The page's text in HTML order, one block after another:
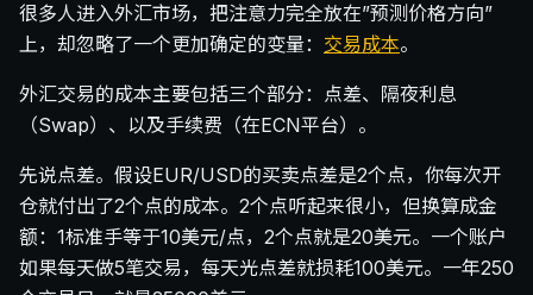
很多人进入外汇市场，把注意力完全放在”预测价格方向”
上，却忽略了一个更加确定的变量： 交易成本。
外汇交易的成本主要包括三个部分：点差、隔夜利息
（Swap）、以及手续费（在ECN平台）。
先说点差。假设EUR/USD的买卖点差是2个点，你每次开
仓就付出了2个点的成本。2个点听起来很小，但换算成金
额：1标准手等于10美元/点，2个点就是20美元。一个账户
如果每天做5笔交易，每天光点差就损耗100美元。一年250